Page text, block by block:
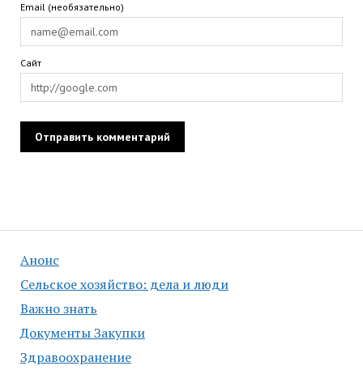
Анонс
Сельское хозяйство: дела и люди
Важно знать
Документы Закупки
Здравоохранение
Email (необязательно)
Сайт